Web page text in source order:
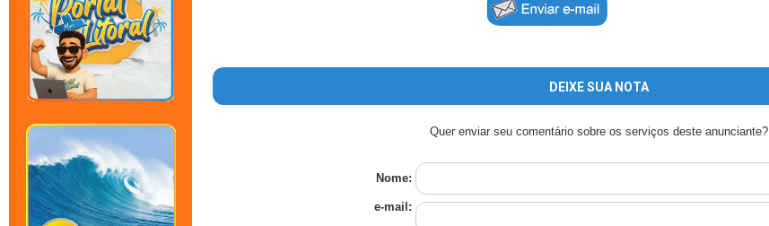
DEIXE SUA NOTA
Quer enviar seu comentário sobre os serviços deste anunciante?
Nome:
e-mail: